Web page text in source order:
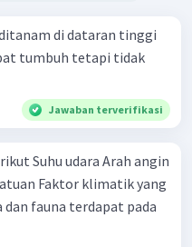
di dataran tinggi
tumbuh tetapi tidak
Jawaban terverifikasi
angin
fauna terdapat pada